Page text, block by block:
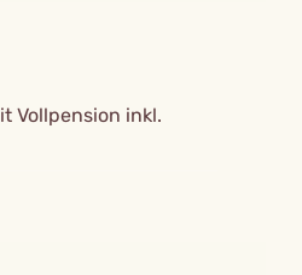
Vollpension inkl.